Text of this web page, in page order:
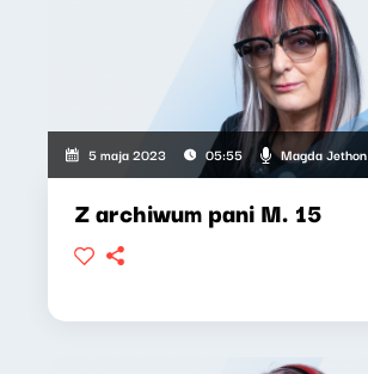
5 maja 2023 05:55 Magda Jethon
Z archiwum pani M. 15